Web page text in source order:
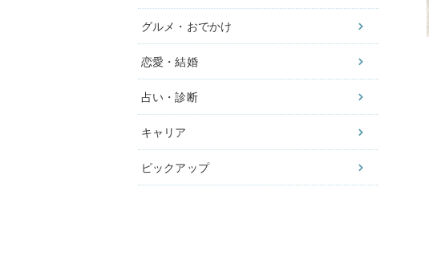
グルメ・おでかけ
恋愛・結婚
占い・診断
キャリア
ピックアップ